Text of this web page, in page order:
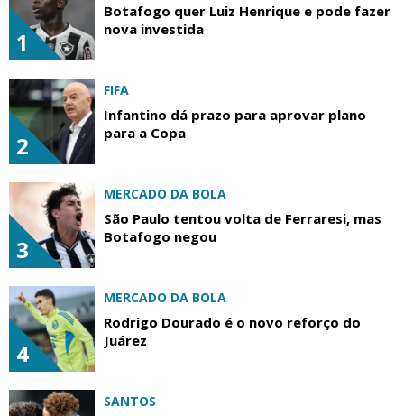
1
Botafogo quer Luiz Henrique e pode fazer
nova investida
2
FIFA
Infantino dá prazo para aprovar plano
para a Copa
3
MERCADO DA BOLA
São Paulo tentou volta de Ferraresi, mas
Botafogo negou
4
MERCADO DA BOLA
Rodrigo Dourado é o novo reforço do
Juárez
SANTOS